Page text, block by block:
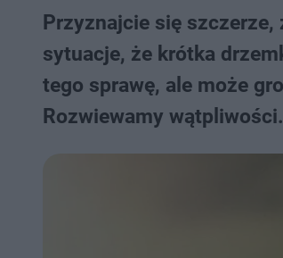
Przyznajcie się
sytuacje, że krótka
tego sprawę, ale może
Rozwiewamy wątpliwości.